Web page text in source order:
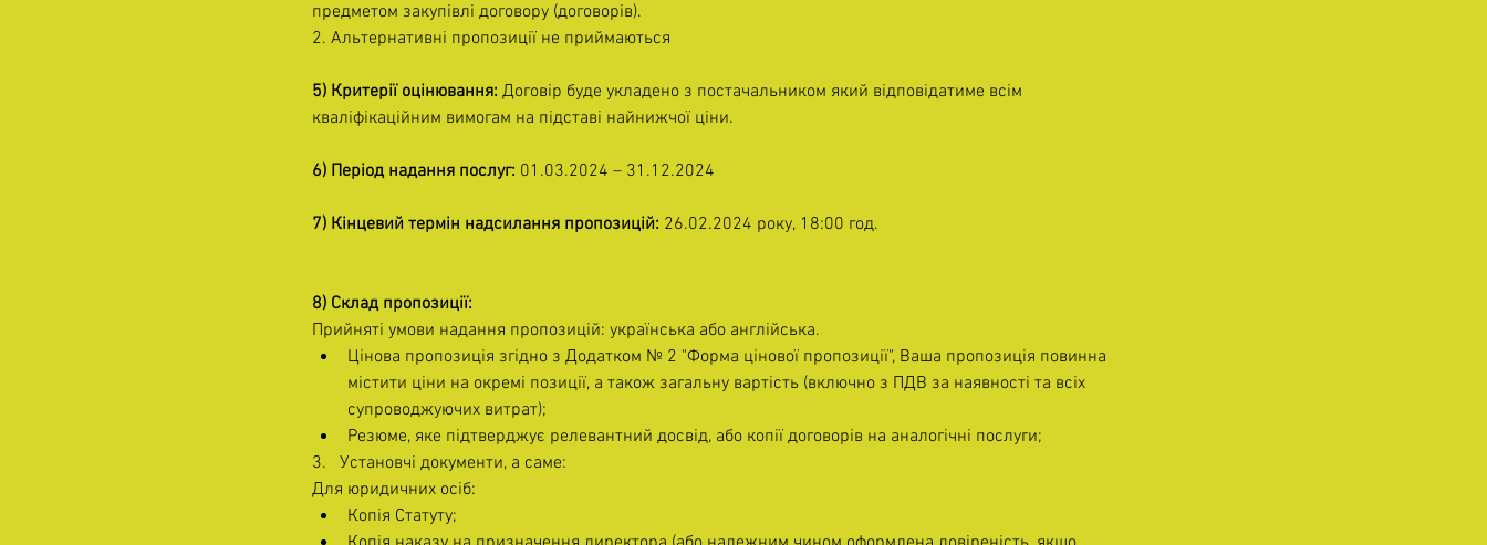
предметом закупівлі договору (договорів).
2. Альтернативні пропозиції не приймаються
5) Критерії оцінювання: Договір буде укладено з постачальником який відповідатиме всім
кваліфікаційним вимогам на підставі найнижчої ціни.
6) Період надання послуг: 01.03.2024 – 31.12.2024
7) Кінцевий термін надсилання пропозицій: 26.02.2024 року, 18:00 год.
8) Склад пропозиції:
Прийняті умови надання пропозицій: українська або англійська.
Цінова пропозиція згідно з Додатком № 2 "Форма цінової пропозиції", Ваша пропозиція повинна
містити ціни на окремі позиції, а також загальну вартість (включно з ПДВ за наявності та всіх
супроводжуючих витрат);
Резюме, яке підтверджує релевантний досвід, або копії договорів на аналогічні послуги;
3.   Установчі документи, а саме:
Для юридичних осіб:
Копія Статуту;